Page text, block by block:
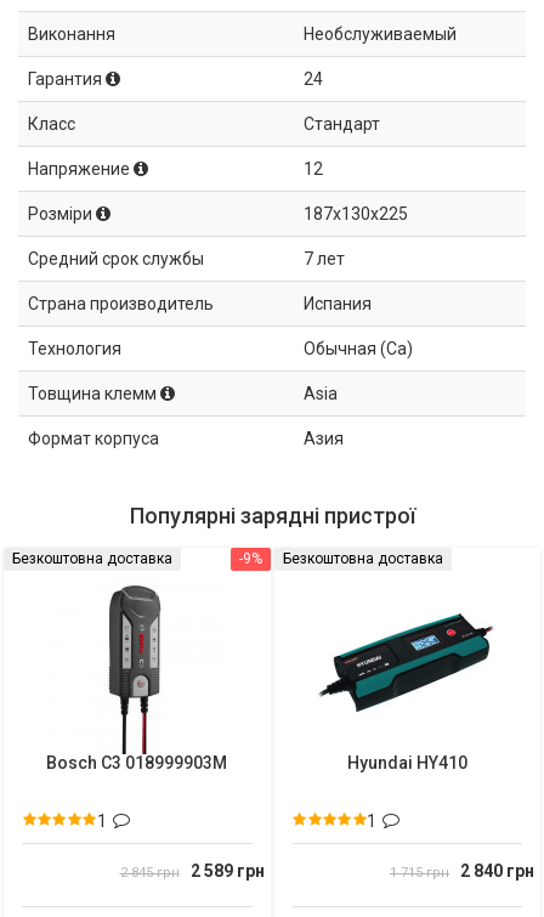
Виконання Необслуживаемый
Гарантия 24
Класс Стандарт
Напряжение 12
Розміри 187x130x225
Средний срок службы 7 лет
Страна производитель Испания
Технология Обычная (Ca)
Товщина клемм Asia
Формат корпуса Азия
Популярні зарядні пристрої
-9%
Безкоштовна доставка
Bosch C3 018999903M
1
2 845 грн 2 589 грн
Безкоштовна доставка
Hyundai HY410
1
1 715 грн 2 840 грн